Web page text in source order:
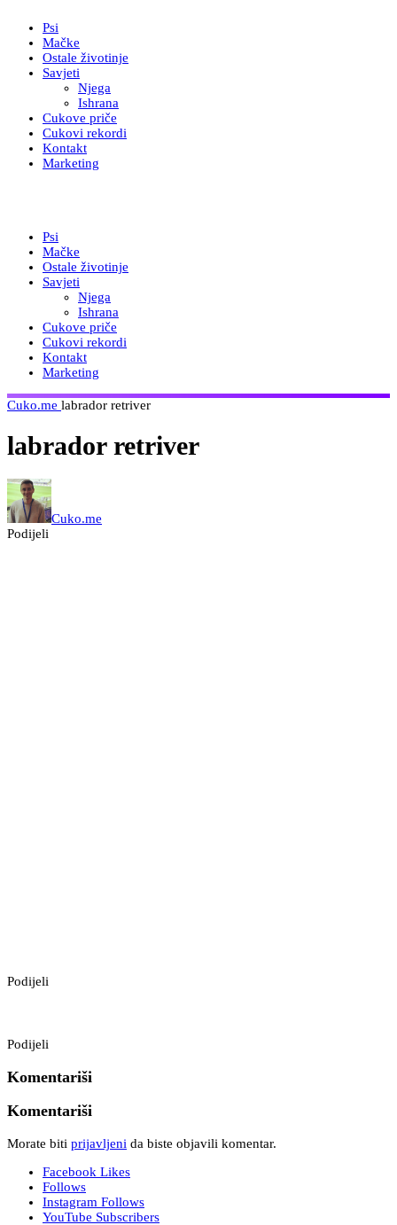
Psi
Mačke
Ostale životinje
Savjeti
Njega
Ishrana
Cukove priče
Cukovi rekordi
Kontakt
Marketing
Psi
Mačke
Ostale životinje
Savjeti
Njega
Ishrana
Cukove priče
Cukovi rekordi
Kontakt
Marketing
Cuko.me labrador retriver
labrador retriver
Cuko.me
Podijeli
Podijeli
Podijeli
Komentariši
Komentariši
Morate biti prijavljeni da biste objavili komentar.
Facebook Likes
Follows
Instagram Follows
YouTube Subscribers